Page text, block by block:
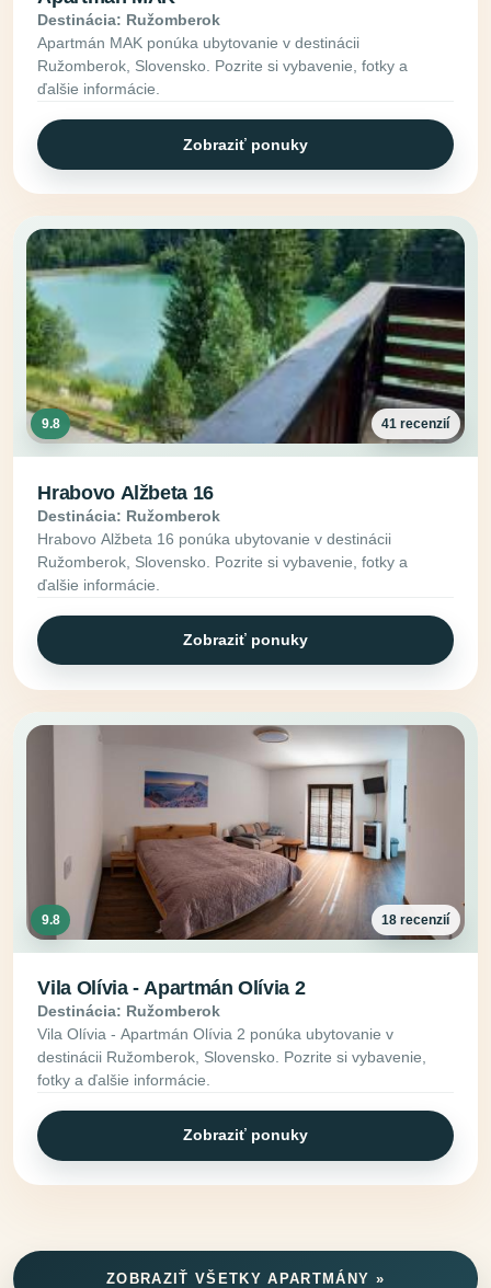
Destinácia: Ružomberok
Apartmán MAK ponúka ubytovanie v destinácii
Ružomberok, Slovensko. Pozrite si vybavenie, fotky a
ďalšie informácie.
Zobraziť ponuky
9.8 41 recenzií
Hrabovo Alžbeta 16
Destinácia: Ružomberok
Hrabovo Alžbeta 16 ponúka ubytovanie v destinácii
Ružomberok, Slovensko. Pozrite si vybavenie, fotky a
ďalšie informácie.
Zobraziť ponuky
9.8 18 recenzií
Vila Olívia - Apartmán Olívia 2
Destinácia: Ružomberok
Vila Olívia - Apartmán Olívia 2 ponúka ubytovanie v
destinácii Ružomberok, Slovensko. Pozrite si vybavenie,
fotky a ďalšie informácie.
Zobraziť ponuky
ZOBRAZIŤ VŠETKY APARTMÁNY »